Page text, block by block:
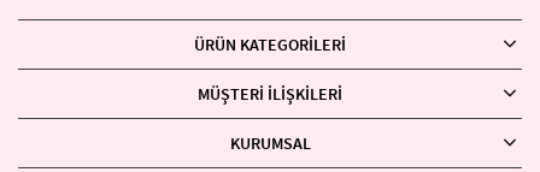
ÜRÜN KATEGORILERI
MÜŞTERI İLIŞKILERI
KURUMSAL